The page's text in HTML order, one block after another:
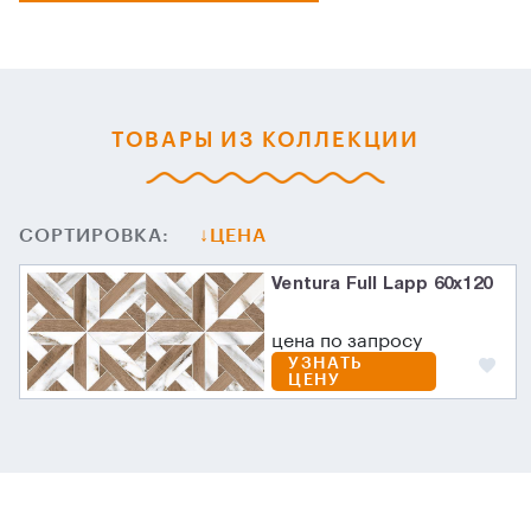
ТОВАРЫ ИЗ КОЛЛЕКЦИИ
СОРТИРОВКА: ЦЕНА
Ventura Full Lapp 60х120
цена по запросу
УЗНАТЬ
ЦЕНУ